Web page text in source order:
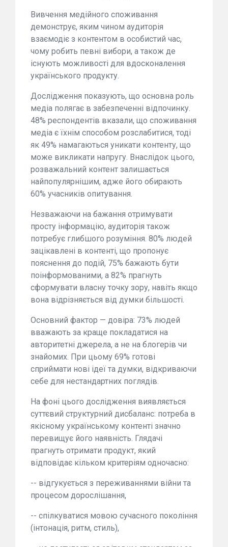
Вивчення медійного споживання
демонструє, яким чином аудиторія
взаємодіє з контентом в особистий час,
чому робить певні вибори, а також де
існують можливості для вдосконалення
українського продукту.
Дослідження показують, що основна роль
медіа полягає в забезпеченні відпочинку.
48% респондентів вказали, що споживання
медіа є їхнім способом розслабитися, тоді
як 49% намагаються уникати контенту, що
може викликати напругу. Внаслідок цього,
розважальний контент залишається
найпопулярнішим, адже його обирають
60% учасників опитування.
Незважаючи на бажання отримувати
просту інформацію, аудиторія також
потребує глибшого розуміння. 80% людей
зацікавлені в контенті, що пропонує
пояснення до подій, 75% бажають бути
поінформованими, а 82% прагнуть
сформувати власну точку зору, навіть якщо
вона відрізняється від думки більшості.
Основний фактор — довіра: 73% людей
вважають за краще покладатися на
авторитетні джерела, а не на блогерів чи
знайомих. При цьому 69% готові
сприймати нові ідеї та думки, відкриваючи
себе для нестандартних поглядів.
На фоні цього дослідження виявляється
суттєвий структурний дисбаланс: потреба в
якісному українському контенті значно
перевищує його наявність. Глядачі
прагнуть отримати продукт, який
відповідає кільком критеріям одночасно:
-- відгукується з переживаннями війни та
процесом дорослішання,
-- спілкуватися мовою сучасного покоління
(інтонація, ритм, стиль),